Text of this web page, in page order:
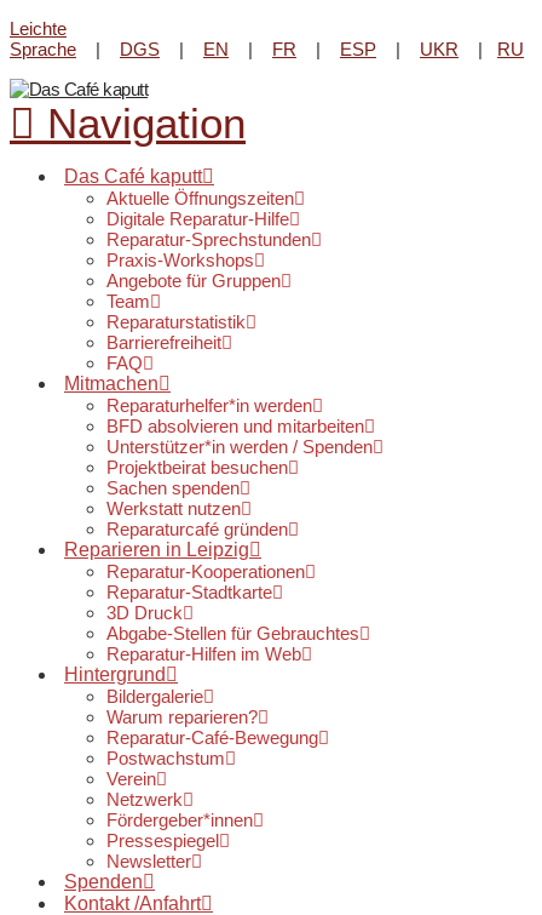
Leichte
Sprache | DGS | EN | FR | ESP | UKR | RU
Navigation
Das Café kaputt
Aktuelle Öffnungszeiten
Digitale Reparatur-Hilfe
Reparatur-Sprechstunden
Praxis-Workshops
Angebote für Gruppen
Team
Reparaturstatistik
Barrierefreiheit
FAQ
Mitmachen
Reparaturhelfer*in werden
BFD absolvieren und mitarbeiten
Unterstützer*in werden / Spenden
Projektbeirat besuchen
Sachen spenden
Werkstatt nutzen
Reparaturcafé gründen
Reparieren in Leipzig
Reparatur-Kooperationen
Reparatur-Stadtkarte
3D Druck
Abgabe-Stellen für Gebrauchtes
Reparatur-Hilfen im Web
Hintergrund
Bildergalerie
Warum reparieren?
Reparatur-Café-Bewegung
Postwachstum
Verein
Netzwerk
Fördergeber*innen
Pressespiegel
Newsletter
Spenden
Kontakt /Anfahrt
Reparatur-Angebot im Lene-
Voigt Park beimKultur-Kiosk
am
Infos & Öffnungszeiten